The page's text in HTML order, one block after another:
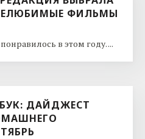
ФИЛЬМЫ
в этом году. ...
ДАЙДЖЕСТ